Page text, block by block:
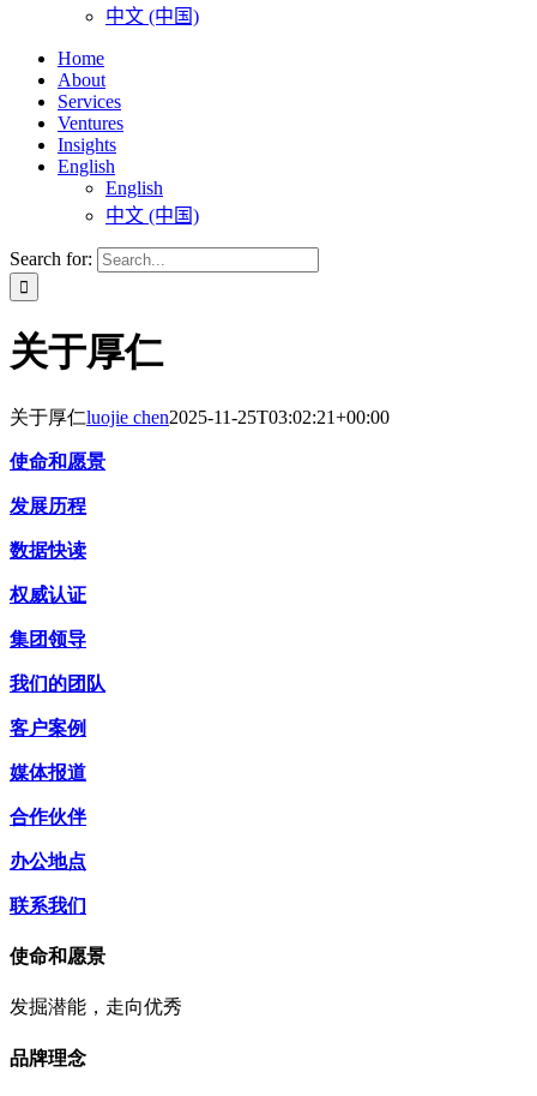
中文 (中国)
Home
About
Services
Ventures
Insights
English
English
中文 (中国)
Search for:
关于厚仁
关于厚仁luojie chen2025-11-25T03:02:21+00:00
使命和愿景
发展历程
数据快读
权威认证
集团领导
我们的团队
客户案例
媒体报道
合作伙伴
办公地点
联系我们
使命和愿景
发掘潜能，走向优秀
品牌理念